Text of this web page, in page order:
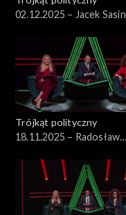
02.12.2025 – Jacek Sasin
Trójkąt polityczny
18.11.2025 – Radosław